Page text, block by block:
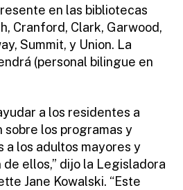
en las bibliotecas
Cranford, Clark, Garwood,
Summit, y Union. La
(personal bilingue en
a los residentes a
los programas y
a los adultos mayores y
ellos,” dijo la Legisladora
Jane Kowalski. “Este